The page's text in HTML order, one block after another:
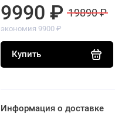
9990 ₽ 19890 ₽
экономия 9900 ₽
Купить
Информация о доставке